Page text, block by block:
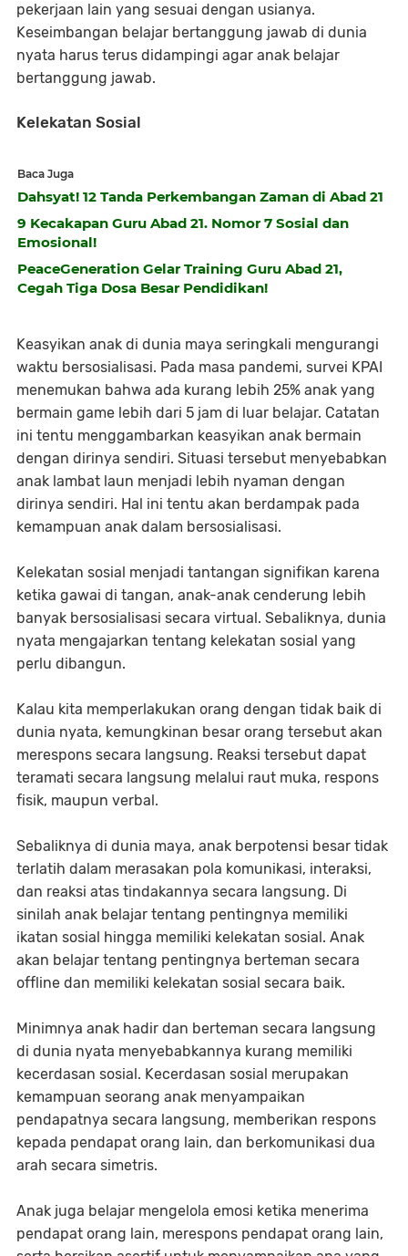
pekerjaan lain yang sesuai dengan usianya.
Keseimbangan belajar bertanggung jawab di dunia
nyata harus terus didampingi agar anak belajar
bertanggung jawab.
Kelekatan Sosial
Baca Juga
Dahsyat! 12 Tanda Perkembangan Zaman di Abad 21
9 Kecakapan Guru Abad 21. Nomor 7 Sosial dan
Emosional!
PeaceGeneration Gelar Training Guru Abad 21,
Cegah Tiga Dosa Besar Pendidikan!
Keasyikan anak di dunia maya seringkali mengurangi
waktu bersosialisasi. Pada masa pandemi, survei KPAI
menemukan bahwa ada kurang lebih 25% anak yang
bermain game lebih dari 5 jam di luar belajar. Catatan
ini tentu menggambarkan keasyikan anak bermain
dengan dirinya sendiri. Situasi tersebut menyebabkan
anak lambat laun menjadi lebih nyaman dengan
dirinya sendiri. Hal ini tentu akan berdampak pada
kemampuan anak dalam bersosialisasi.
Kelekatan sosial menjadi tantangan signifikan karena
ketika gawai di tangan, anak-anak cenderung lebih
banyak bersosialisasi secara virtual. Sebaliknya, dunia
nyata mengajarkan tentang kelekatan sosial yang
perlu dibangun.
Kalau kita memperlakukan orang dengan tidak baik di
dunia nyata, kemungkinan besar orang tersebut akan
merespons secara langsung. Reaksi tersebut dapat
teramati secara langsung melalui raut muka, respons
fisik, maupun verbal.
Sebaliknya di dunia maya, anak berpotensi besar tidak
terlatih dalam merasakan pola komunikasi, interaksi,
dan reaksi atas tindakannya secara langsung. Di
sinilah anak belajar tentang pentingnya memiliki
ikatan sosial hingga memiliki kelekatan sosial. Anak
akan belajar tentang pentingnya berteman secara
offline dan memiliki kelekatan sosial secara baik.
Minimnya anak hadir dan berteman secara langsung
di dunia nyata menyebabkannya kurang memiliki
kecerdasan sosial. Kecerdasan sosial merupakan
kemampuan seorang anak menyampaikan
pendapatnya secara langsung, memberikan respons
kepada pendapat orang lain, dan berkomunikasi dua
arah secara simetris.
Anak juga belajar mengelola emosi ketika menerima
pendapat orang lain, merespons pendapat orang lain,